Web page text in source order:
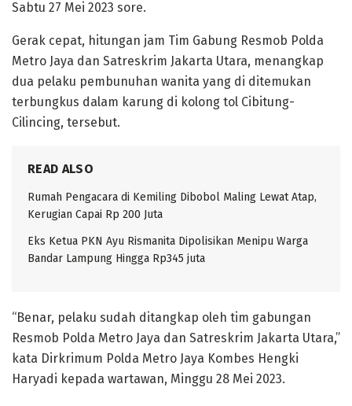
Sabtu 27 Mei 2023 sore.
Gerak cepat, hitungan jam Tim Gabung Resmob Polda
Metro Jaya dan Satreskrim Jakarta Utara, menangkap
dua pelaku pembunuhan wanita yang di ditemukan
terbungkus dalam karung di kolong tol Cibitung-
Cilincing, tersebut.
READ ALSO
Rumah Pengacara di Kemiling Dibobol Maling Lewat Atap,
Kerugian Capai Rp 200 Juta
Eks Ketua PKN Ayu Rismanita Dipolisikan Menipu Warga
Bandar Lampung Hingga Rp345 juta
“Benar, pelaku sudah ditangkap oleh tim gabungan
Resmob Polda Metro Jaya dan Satreskrim Jakarta Utara,”
kata Dirkrimum Polda Metro Jaya Kombes Hengki
Haryadi kepada wartawan, Minggu 28 Mei 2023.